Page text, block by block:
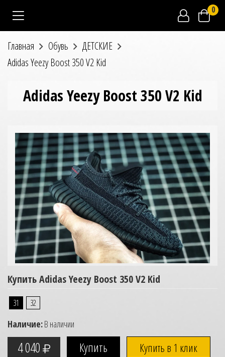
0
Главная Обувь
ДЕТСКИЕ
Adidas Yeezy Boost 350 V2 Kid
Adidas Yeezy Boost 350 V2 Kid
Купить Adidas Yeezy Boost 350 V2 Kid
31 32
Наличие:В наличии
4 040 Купить в 1 клик